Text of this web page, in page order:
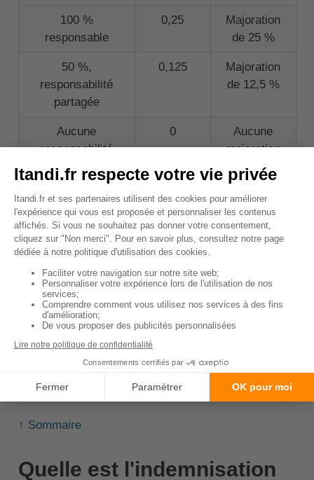
100 %
responsable
0,25
Majoration
de 25 %
50 %,
responsabilité
partagée
0,125
Majoration
de 12,5 %
Aucune
responsabilité
0
Aucune
majoration
est donc important, puisque votre prime est
augmentée de 25 %. Si vous aviez une prime de 500
€ à l'année, elle passera alors à 625 €.
😉Astuce :sachez que si vous avez un
bonus-malus de 50 %, soit le maximum,
depuis plus de 3 ans, votre premier sinistre
responsable n'entraînera pas de malus. C'est
une manière pour les assureurs de
récompenser les bons conducteurs.
↑ Sommaire
Quelle est l'indemnisation